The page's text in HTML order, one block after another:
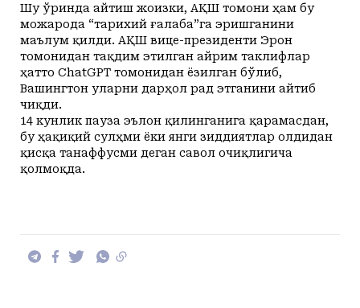
Шу ўринда айтиш жоизки, АҚШ томони ҳам бу
можарода “тарихий ғалаба”га эришганини
маълум қилди. АҚШ вице-президенти Эрон
томонидан тақдим этилган айрим таклифлар
ҳатто ChatGPT томонидан ёзилган бўлиб,
Вашингтон уларни дарҳол рад этганини айтиб
чиқди.
14 кунлик пауза эълон қилинганига қарамасдан,
бу ҳақиқий сулҳми ёки янги зиддиятлар олдидан
қисқа танаффусми деган савол очиқлигича
қолмоқда.